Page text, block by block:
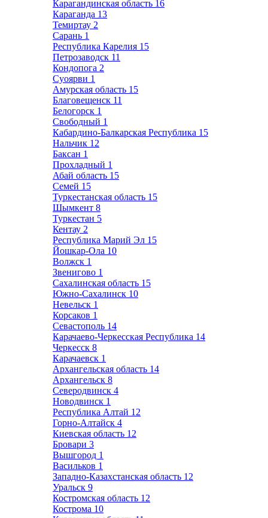
Карагандинская область 16
Караганда 13
Темиртау 2
Сарань 1
Республика Карелия 15
Петрозаводск 11
Кондопога 2
Суоярви 1
Амурская область 15
Благовещенск 11
Белогорск 1
Свободный 1
Кабардино-Балкарская Республика 15
Нальчик 12
Баксан 1
Прохладный 1
Абай область 15
Семей 15
Туркестанская область 15
Шымкент 8
Туркестан 5
Кентау 2
Республика Марий Эл 15
Йошкар-Ола 10
Волжск 1
Звенигово 1
Сахалинская область 15
Южно-Сахалинск 10
Невельск 1
Корсаков 1
Севастополь 14
Карачаево-Черкесская Республика 14
Черкесск 8
Карачаевск 1
Архангельская область 14
Архангельск 8
Северодвинск 4
Новодвинск 1
Республика Алтай 12
Горно-Алтайск 4
Киевская область 12
Бровари 3
Вышгород 1
Васильков 1
Западно-Казахстанская область 12
Уральск 9
Костромская область 12
Кострома 10